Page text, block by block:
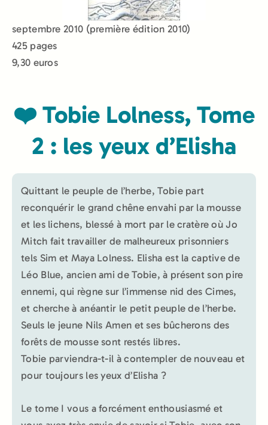
septembre 2010 (première édition 2010)
425 pages
9,30 euros
❤️ Tobie Lolness, Tome
2 : les yeux d’Elisha
Quittant le peuple de l’herbe, Tobie part
reconquérir le grand chêne envahi par la mousse
et les lichens, blessé à mort par le cratère où Jo
Mitch fait travailler de malheureux prisonniers
tels Sim et Maya Lolness. Elisha est la captive de
Léo Blue, ancien ami de Tobie, à présent son pire
ennemi, qui règne sur l’immense nid des Cimes,
et cherche à anéantir le petit peuple de l’herbe.
Seuls le jeune Nils Amen et ses bûcherons des
forêts de mousse sont restés libres.
Tobie parviendra-t-il à contempler de nouveau et
pour toujours les yeux d’Elisha ?
Le tome I vous a forcément enthousiasmé et